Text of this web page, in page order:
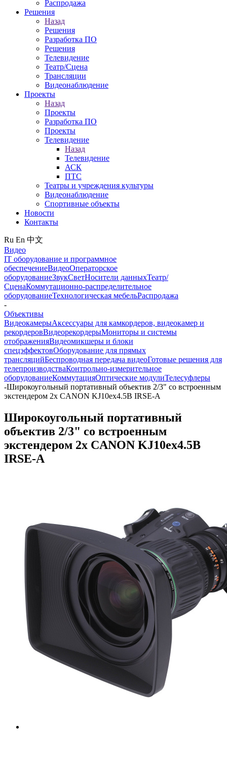
Распродажа
Решения
Назад
Решения
Разработка ПО
Решения
Телевидение
Театр/Сцена
Трансляции
Видеонаблюдение
Проекты
Назад
Проекты
Разработка ПО
Проекты
Телевидение
Назад
Телевидение
АСК
ПТС
Театры и учреждения культуры
Видеонаблюдение
Спортивные объекты
Новости
Контакты
Ru En 中文
Видео
IT оборудование и программное
обеспечениеВидеоОператорское
оборудованиеЗвукСветНосители данныхТеатр/
СценаКоммутационно-распределительное
оборудованиеТехнологическая мебельРаспродажа
-
Объективы
ВидеокамерыАксессуары для камкордеров, видеокамер и
рекордеровВидеорекордерыМониторы и системы
отображенияВидеомикшеры и блоки
спецэффектовОборудование для прямых
трансляцийБеспроводная передача видеоГотовые решения для
телепроизводстваКонтрольно-измерительное
оборудованиеКоммутацияОптические модулиТелесуфлеры
-Широкоугольный портативный объектив 2/3" со встроенным
экстендером 2x CANON KJ10ex4.5B IRSE-A
Широкоугольный портативный
объектив 2/3" со встроенным
экстендером 2x CANON KJ10ex4.5B
IRSE-A